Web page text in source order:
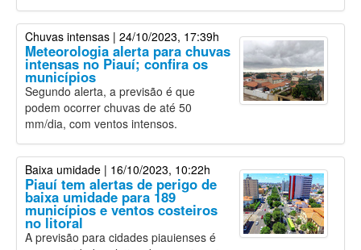
Chuvas intensas | 24/10/2023, 17:39h
Meteorologia alerta para chuvas
intensas no Piauí; confira os
municípios
Segundo alerta, a previsão é que
podem ocorrer chuvas de até 50
mm/dia, com ventos intensos.
Baixa umidade | 16/10/2023, 10:22h
Piauí tem alertas de perigo de
baixa umidade para 189
municípios e ventos costeiros
no litoral
A previsão para cidades piauienses é